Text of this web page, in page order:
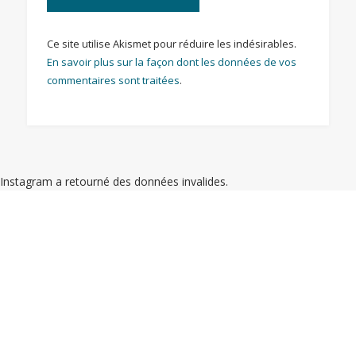
Ce site utilise Akismet pour réduire les indésirables.
En savoir plus sur la façon dont les données de vos
commentaires sont traitées.
Instagram a retourné des données invalides.